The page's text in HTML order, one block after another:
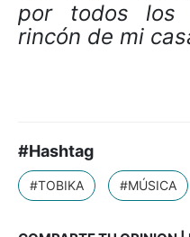
por todos los
rincón de mi
#Hashtag
#TOBIKA #MÚSICA